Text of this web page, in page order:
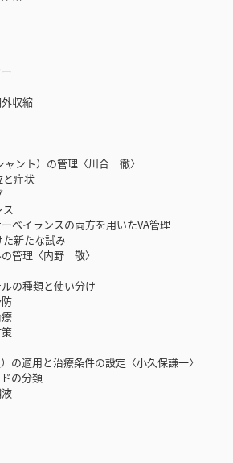
収縮
ント）の管理〈川合 徹〉
症状
イランスの両方を用いたVA管理
新たな試み
管理〈内野 敬〉
の種類と使い分け
の適用と治療条件の設定〈小久保謙一〉
の分類